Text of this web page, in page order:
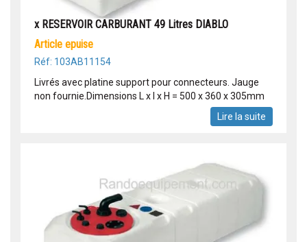
x RESERVOIR CARBURANT 49 Litres DIABLO
article epuise
Réf: 103AB11154
Livrés avec platine support pour connecteurs. Jauge
non fournie.Dimensions L x l x H = 500 x 360 x 305mm
Lire la suite